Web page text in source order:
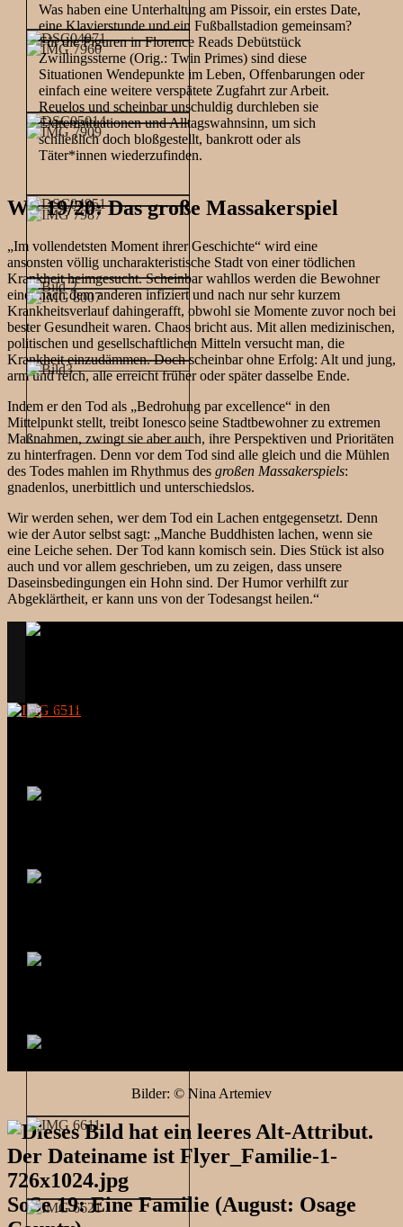
Was haben eine Unterhaltung am Pissoir, ein erstes Date,
eine Klavierstunde und ein Fußballstadion gemeinsam?
Für die Figuren in Florence Reads Debütstück
Zwillingssterne (Orig.: Twin Primes) sind diese
Situationen Wendepunkte im Leben, Offenbarungen oder
einfach eine weitere verspätete Zugfahrt zur Arbeit.
Reuelos und scheinbar unschuldig durchleben sie
Extremsituationen und Alltagswahnsinn, um sich
schließlich doch bloßgestellt, bankrott oder als
Täter*innen wiederzufinden.
WS 19/20: Das große Massakerspiel
„Im vollendetsten Moment ihrer Geschichte“ wird eine
ansonsten völlig uncharakteristische Stadt von einer tödlichen
Krankheit heimgesucht. Scheinbar wahllos werden die Bewohner
einer nach dem anderen infiziert und nach nur sehr kurzem
Krankheitsverlauf dahingerafft, obwohl sie Momente zuvor noch bei
bester Gesundheit waren. Chaos bricht aus. Mit allen medizinischen,
politischen und gesellschaftlichen Mitteln versucht man, die
Krankheit einzudämmen. Doch scheinbar ohne Erfolg: Alt und jung,
arm und reich, alle erreicht früher oder später dasselbe Ende.
Indem er den Tod als „Bedrohung par excellence“ in den
Mittelpunkt stellt, treibt Ionesco seine Stadtbewohner zu extremen
Maßnahmen, zwingt sie aber auch, ihre Perspektiven und Prioritäten
zu hinterfragen. Denn vor dem Tod sind alle gleich und die Mühlen
des Todes mahlen im Rhythmus des großen Massakerspiels:
gnadenlos, unerbittlich und unterschiedslos.
Wir werden sehen, wer dem Tod ein Lachen entgegensetzt. Denn
wie der Autor selbst sagt: „Manche Buddhisten lachen, wenn sie
eine Leiche sehen. Der Tod kann komisch sein. Dies Stück ist also
auch und vor allem geschrieben, um zu zeigen, dass unsere
Daseinsbedingungen ein Hohn sind. Der Humor verhilft zur
Abgeklärtheit, er kann uns von der Todesangst heilen.“
Bilder: © Nina Artemiev
SoSe 19: Eine Familie (August: Osage